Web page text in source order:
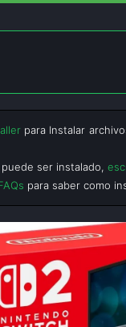
para Instalar
ser instalado,
para saber como